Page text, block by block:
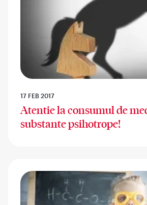
17 FEB 2017
Atentie la consumul de
substante psihotrope!